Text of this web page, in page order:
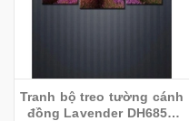
Tranh bộ treo tường cánh
đồng Lavender DH685A